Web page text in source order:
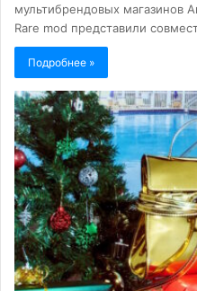
мультибрендовых магазинов
Rare mod представили
Подробнее »